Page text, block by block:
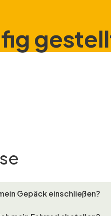
Gepäck einschließen?